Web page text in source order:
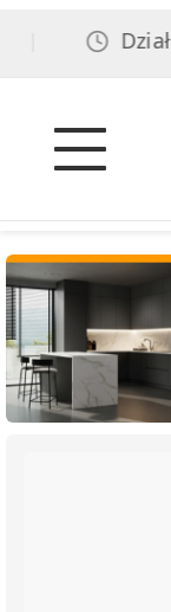
Dział